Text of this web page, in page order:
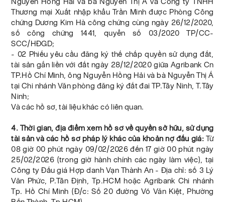
Thương mại Xuất nhập khẩu Trần Minh được Phòng Công
chứng Dương Kim Hà công chứng cùng ngày 26/12/2020,
số công chứng 1441, quyển số 03/2020 TP/CC-
SCC/HĐGD;
- 02 Phiếu yêu cầu đăng ký thế chấp quyền sử dụng đất,
tài sản gắn liền với đất ngày 28/12/2020 giữa Agribank Cn
TP.Hồ Chí Minh, ông Nguyễn Hồng Hải và bà Nguyễn Thị Á
tại Chi nhánh Văn phòng đăng ký đất đai TP.Tây Ninh, T.Tây
Ninh;
Và các hồ sơ, tài liệu khác có liên quan.
4. Thời gian, địa điểm xem hồ sơ về quyền sở hữu, sử dụng
tài sản và các hồ sơ pháp lý khác của khoản nợ đấu giá: Từ
08 giờ 00 phút ngày 09/02/2026 đến 17 giờ 00 phút ngày
25/02/2026 (trong giờ hành chính các ngày làm việc), tại
Công ty Đấu giá Hợp danh Vạn Thành An - Địa chỉ: số 3 Lý
Văn Phức, P.Tân Định, Tp.HCM hoặc Agribank Chi nhánh
Tp. Hồ Chí Minh (Đ/c: Số 20 đường Võ Văn Kiệt, Phường